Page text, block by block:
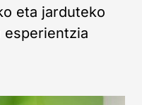
eta jarduteko
esperientzia